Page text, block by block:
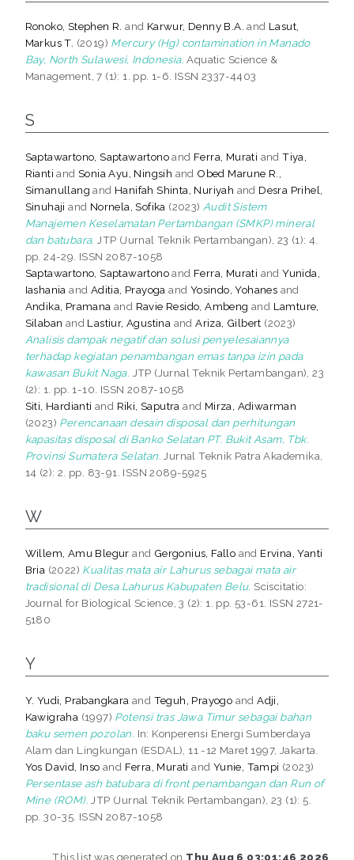
Ronoko, Stephen R. and Karwur, Denny B.A. and Lasut,
Markus T. (2019) Mercury (Hg) contamination in Manado
Bay, North Sulawesi, Indonesia. Aquatic Science &
Management, 7 (1): 1. pp. 1-6. ISSN 2337-4403
S
Saptawartono, Saptawartonoand Ferra, Murati andTiya,
Rianti andSonia Ayu, Ningsih and Obed Marune R.,
Simanullang and Hanifah Shinta, Nuriyah and Desra Prihel,
Sinuhaji and Nornela, Sofika (2023) Audit Sistem
Manajemen Keselamatan Pertambangan (SMKP) mineral
dan batubara. JTP (Jurnal Teknik Pertambangan), 23 (1): 4.
pp. 24-29. ISSN 2087-1058
Saptawartono, Saptawartonoand Ferra, Murati andYunida,
Iashania and Aditia, Prayoga and Yosindo, Yohanes and
Andika, Pramana and Ravie Resido, Ambeng and Lamture,
Silaban and Lastiur, Agustina andAriza, Gilbert (2023)
Analisis dampak negatif dan solusi penyelesaiannya
terhadap kegiatan penambangan emas tanpa izin pada
kawasan Bukit Naga. JTP (Jurnal Teknik Pertambangan), 23
(2): 1. pp. 1-10. ISSN 2087-1058
Siti, Hardianti and Riki, Saputra and Mirza, Adiwarman
(2023) Perencanaan desain disposal dan perhitungan
kapasitas disposal di Banko Selatan PT. Bukit Asam, Tbk.
Provinsi Sumatera Selatan. Jurnal Teknik Patra Akademika,
14 (2): 2. pp. 83-91. ISSN 2089-5925
W
Willem, Amu Blegur and Gergonius, Fallo and Ervina, Yanti
Bria (2022) Kualitas mata air Lahurus sebagai mata air
tradisional di Desa Lahurus Kabupaten Belu. Sciscitatio:
Journal for Biological Science, 3 (2): 1. pp. 53-61. ISSN 2721-
5180
Y
Y. Yudi, Prabangkara and Teguh, Prayogo andAdji,
Kawigraha (1997) Potensi tras Jawa Timur sebagai bahan
baku semen pozolan. In: Konperensi Energi Sumberdaya
Alam dan Lingkungan (ESDAL), 11 -12 Maret 1997, Jakarta.
Yos David, Inso and Ferra, Murati and Yunie, Tampi (2023)
Persentase ash batubara di front penambangan dan Run of
Mine (ROM). JTP (Jurnal Teknik Pertambangan), 23 (1): 5.
pp. 30-35. ISSN 2087-1058
This list was generated on Thu Aug 6 03:01:46 2026